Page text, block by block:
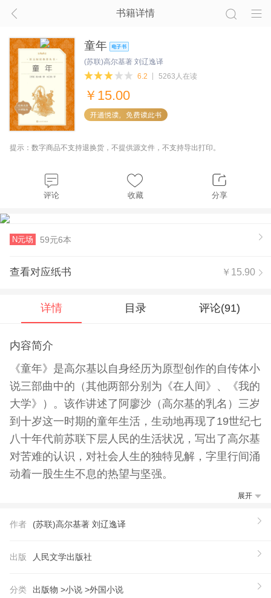
书籍详情
童年
(苏联)高尔基著 刘辽逸译
6.2
5263人在读
￥ 15.00
提示：数字商品不支持退换货，不提供源文件，不支持导出打印。
评论 收藏 分享
N元场 59元6本
查看对应纸书 ￥15.90
详情 目录 评论(91)
内容简介
《童年》是高尔基以自身经历为原型创作的自传体小
说三部曲中的（其他两部分别为《在人间》、《我的
大学》）。该作讲述了阿廖沙（高尔基的乳名）三岁
到十岁这一时期的童年生活，生动地再现了19世纪七
八十年代前苏联下层人民的生活状况，写出了高尔基
对苦难的认识，对社会人生的独特见解，字里行间涌
动着一股生生不息的热望与坚强。
展开
作者 (苏联)高尔基著 刘辽逸译
出版 人民文学出版社
分类 出版物 >小说 >外国小说